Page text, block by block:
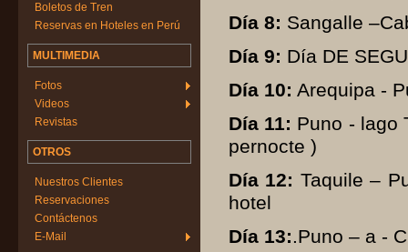
Boletos de Tren
Reservas en Hoteles en Perú
MULTIMEDIA
Fotos
Videos
Revistas
OTROS
Nuestros Clientes
Reservaciones
Contáctenos
E-Mail
Día 8: Sangalle
Día 9: Día DE
Día 10: Arequipa -
Día 11: Puno - lago
pernocte )
Día 12: Taquile –
hotel
Día 13:.Puno – a -